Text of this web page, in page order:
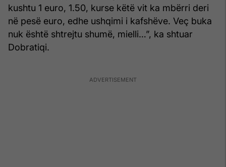
kushtu 1 euro, 1.50, kurse këtë vit ka mbërri deri
në pesë euro, edhe ushqimi i kafshëve. Veç buka
nuk është shtrejtu shumë, mielli…”, ka shtuar
Dobratiqi.